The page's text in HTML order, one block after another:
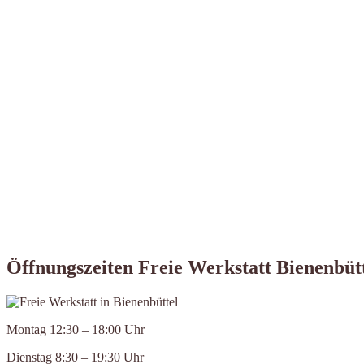
Öffnungszeiten Freie Werkstatt
Montag 12:30 – 18:00 Uhr
Dienstag 8:30 – 19:30 Uhr